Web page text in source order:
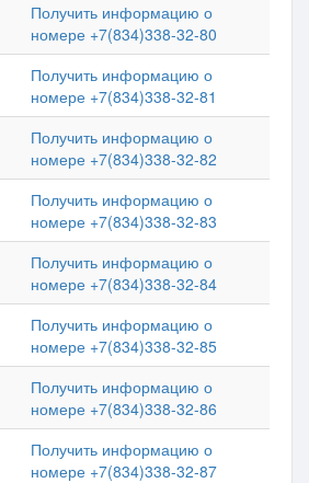
Получить информацию о
номере +7(834)338-32-80
Получить информацию о
номере +7(834)338-32-81
Получить информацию о
номере +7(834)338-32-82
Получить информацию о
номере +7(834)338-32-83
Получить информацию о
номере +7(834)338-32-84
Получить информацию о
номере +7(834)338-32-85
Получить информацию о
номере +7(834)338-32-86
Получить информацию о
номере +7(834)338-32-87